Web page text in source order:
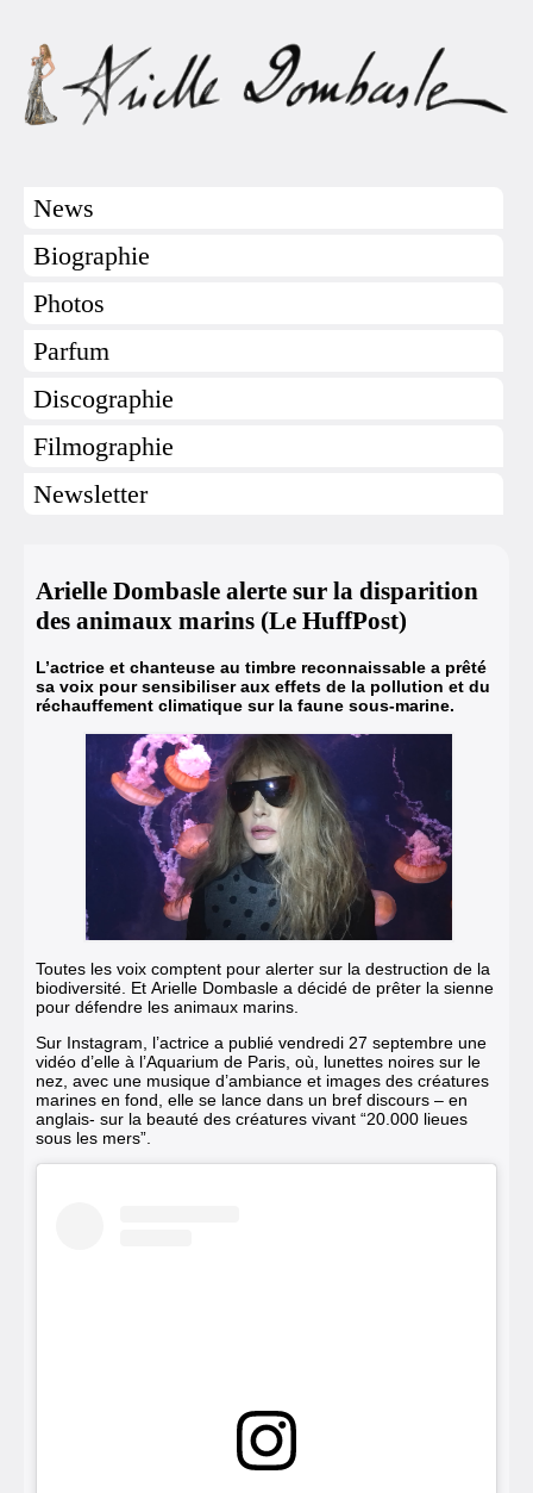
News
Biographie
Photos
Parfum
Discographie
Filmographie
Newsletter
Arielle Dombasle alerte sur la disparition
des animaux marins (Le HuffPost)
L’actrice et chanteuse au timbre reconnaissable a prêté
sa voix pour sensibiliser aux effets de la pollution et du
réchauffement climatique sur la faune sous-marine.
Toutes les voix comptent pour alerter sur la destruction de la
biodiversité. Et Arielle Dombasle a décidé de prêter la sienne
pour défendre les animaux marins.
Sur Instagram, l’actrice a publié vendredi 27 septembre une
vidéo d’elle à l’Aquarium de Paris, où, lunettes noires sur le
nez, avec une musique d’ambiance et images des créatures
marines en fond, elle se lance dans un bref discours – en
anglais- sur la beauté des créatures vivant “20.000 lieues
sous les mers”.